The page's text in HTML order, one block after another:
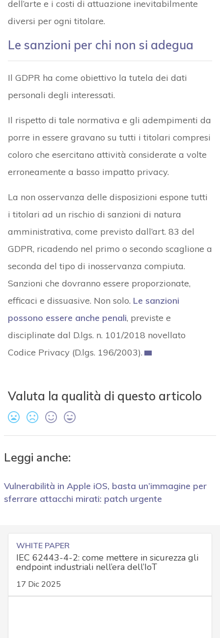
dell’arte e i costi di attuazione inevitabilmente
diversi per ogni titolare.
Le sanzioni per chi non si adegua
Il GDPR ha come obiettivo la tutela dei dati
personali degli interessati.
Il rispetto di tale normativa e gli adempimenti da
porre in essere gravano su tutti i titolari compresi
coloro che esercitano attività considerate a volte
erroneamente a basso impatto privacy.
La non osservanza delle disposizioni espone tutti
i titolari ad un rischio di sanzioni di natura
amministrativa, come previsto dall’art. 83 del
GDPR, ricadendo nel primo o secondo scaglione a
seconda del tipo di inosservanza compiuta.
Sanzioni che dovranno essere proporzionate,
efficaci e dissuasive. Non solo. Le sanzioni
possono essere anche penali, previste e
disciplinate dal D.lgs. n. 101/2018 novellato
Codice Privacy (D.lgs. 196/2003).
Valuta la qualità di questo articolo
Leggi anche:
Vulnerabilità in Apple iOS, basta un’immagine per
sferrare attacchi mirati: patch urgente
WHITE PAPER
IEC 62443-4-2: come mettere in sicurezza gli
endpoint industriali nell’era dell’IoT
17 Dic 2025